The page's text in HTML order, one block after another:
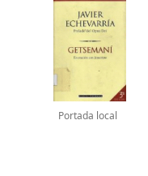
Portada local